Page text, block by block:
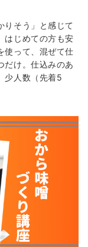
りそう」と感じて
はじめての方も安
使って、混ぜて仕
だけ。仕込みのあ
少人数（先着5